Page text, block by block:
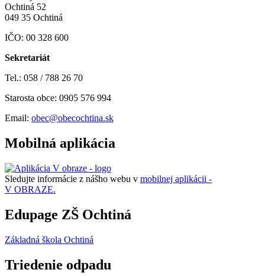
Ochtiná 52
049 35 Ochtiná
IČO: 00 328 600
Sekretariát
Tel.: 058 / 788 26 70
Starosta obce: 0905 576 994
Email: obec@obecochtina.sk
Mobilná aplikácia
Sledujte informácie z nášho webu v mobilnej aplikácii -
V OBRAZE.
Edupage ZŠ Ochtiná
Základná škola Ochtiná
Triedenie odpadu